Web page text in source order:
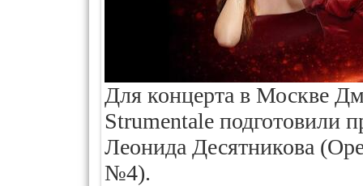
Для концерта в Москве
Strumentale подготовили
Леонида Десятникова
№4).